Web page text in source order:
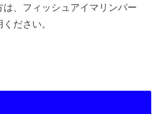
、フィッシュアイマリンパー
ださい。